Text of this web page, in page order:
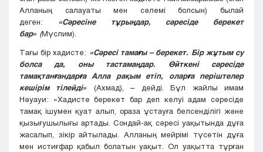
Алланың салауаты мен сәлемі болсын) былай
деген:
«Сәресіне тұрыңдар, сәресіде берекет
бар» (Мүслим).
Тағы бір хадисте: «Сәресі тамағы – берекет. Бір жұтым су
болса да, оны тастамаңдар. Өйткені сәресіде
тамақтанғандарға Алла рақым етіп, оларға періштелер
кешірім тілейді»
(Ахмад), – дейді. Бұл жайлы имам
Нәуауи: «Хадисте берекет бар деп келуі адам сәресіде
тамақ ішумен қуат алып, ораза ұстауға белсенділігі және
қызығушылығы артады. Сондай-ақ сәресі уақытында дұға
жасалып, зікір айтылады. Алланың мейрімі түсетін дұға
мен истиғфар қабыл болатын уақыт. Ол уақытта тұрған